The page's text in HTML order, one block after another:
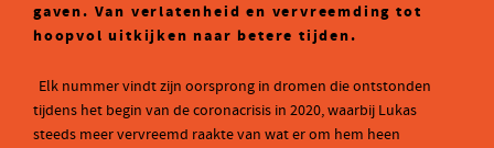
gaven. Van verlatenheid en vervreemding tot
hoopvol uitkijken naar betere tijden.
Elk nummer vindt zijn oorsprong in dromen die ontstonden
tijdens het begin van de coronacrisis in 2020, waarbij Lukas
steeds meer vervreemd raakte van wat er om hem heen